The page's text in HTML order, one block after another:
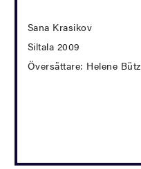
Sana Krasikov
Siltala 2009
Översättare: Helene